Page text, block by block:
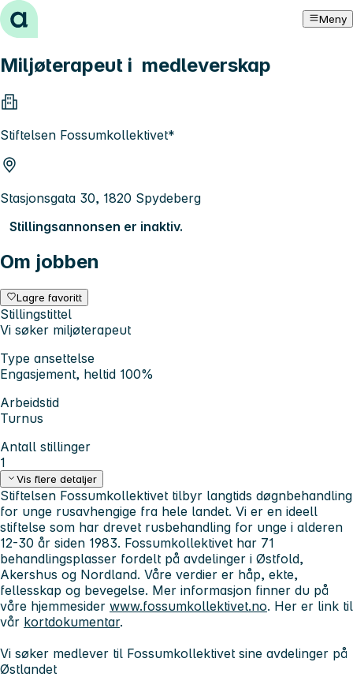
Hopp til innhold Meny
Miljøterapeut i medleverskap
Stiftelsen Fossumkollektivet*
Stasjonsgata 30, 1820 Spydeberg
Stillingsannonsen er inaktiv.
Om jobben
Lagre favoritt
Stillingstittel
Vi søker miljøterapeut
Type ansettelse
Engasjement, heltid 100%
Arbeidstid
Turnus
Antall stillinger
1
Vis flere detaljer
Stiftelsen Fossumkollektivet tilbyr langtids døgnbehandling
for unge rusavhengige fra hele landet. Vi er en ideell
stiftelse som har drevet rusbehandling for unge i alderen
12-30 år siden 1983. Fossumkollektivet har 71
behandlingsplasser fordelt på avdelinger i Østfold,
Akershus og Nordland. Våre verdier er håp, ekte,
fellesskap og bevegelse. Mer informasjon finner du på
våre hjemmesider www.fossumkollektivet.no. Her er link til
vår kortdokumentar.
Vi søker medlever til Fossumkollektivet sine avdelinger på
Østlandet